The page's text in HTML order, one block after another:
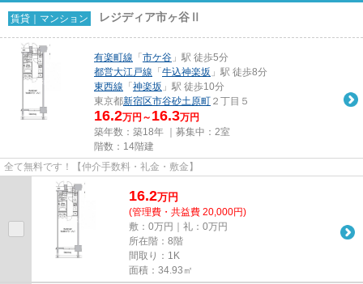
賃貸｜マンション レジディア市ヶ谷Ⅱ
有楽町線 「 市ケ谷 」駅 徒歩5分
都営大江戸線 「 牛込神楽坂 」駅 徒歩8分
東西線 「 神楽坂 」駅 徒歩10分
東京都新宿区市谷砂土原町 ２丁目５
16.2万円～ 16.3万円
築年数：築18年 ｜募集中： 2室
階数：14階建
全て無料です！【仲介手数料・礼金・敷金】
16.2万円
(管理費・共益費 20,000円)
敷：0万円｜礼：0万円
所在階：8階
間取り：1K
面積：34.93㎡